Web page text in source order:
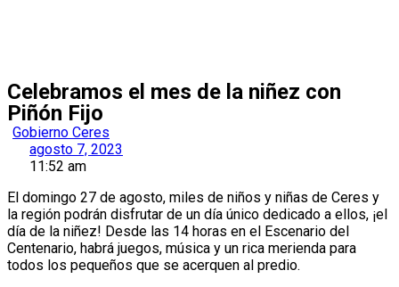
Celebramos el mes de la niñez con
Piñón Fijo
Gobierno Ceres
agosto 7, 2023
11:52 am
El domingo 27 de agosto, miles de niños y niñas de Ceres y
la región podrán disfrutar de un día único dedicado a ellos, ¡el
día de la niñez! Desde las 14 horas en el Escenario del
Centenario, habrá juegos, música y un rica merienda para
todos los pequeños que se acerquen al predio.